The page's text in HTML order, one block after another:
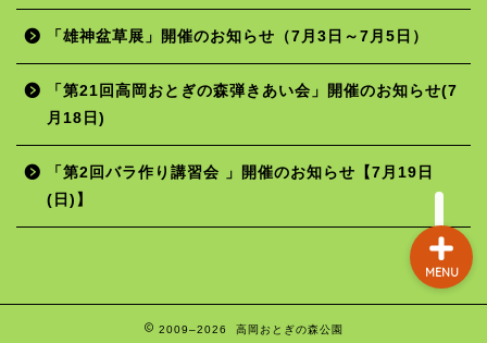
「雄神盆草展」開催のお知らせ（7月3日～7月5日）
「第21回高岡おとぎの森弾きあい会」開催のお知らせ(7
月18日)
「第2回バラ作り講習会 」開催のお知らせ【7月19日
(日)】
2009–2026 高岡おとぎの森公園
MENU
年間行事予定
施設の使用料